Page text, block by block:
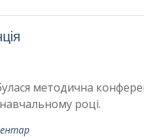
методична
році.